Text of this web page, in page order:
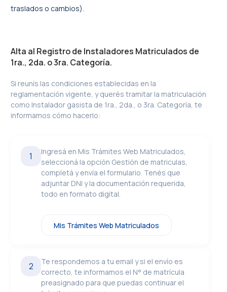
traslados o cambios).
Alta al Registro de Instaladores Matriculados de
1ra., 2da. o 3ra. Categoría.
Si reunís las condiciones establecidas en la
reglamentación vigente, y querés tramitar la matriculación
como Instalador gasista de 1ra., 2da., o 3ra. Categoría, te
informamos cómo hacerlo:
1
Ingresá en Mis Trámites Web Matriculados,
seleccioná la opción Gestión de matriculas,
completá y envía el formulario. Tenés que
adjuntar DNI y la documentación requerida,
todo en formato digital.
Mis Trámites Web Matriculados
2
Te respondemos a tu email y si el envío es
correcto, te informamos el N° de matrícula
preasignado para que puedas continuar el